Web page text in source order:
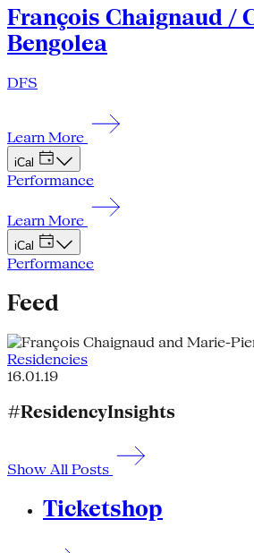
François Chaignaud /
Bengolea
DFS
Learn More
iCal
Performance
Learn More
iCal
Performance
Feed
Residencies
16.01.19
#ResidencyInsights
Show All Posts
Ticketshop